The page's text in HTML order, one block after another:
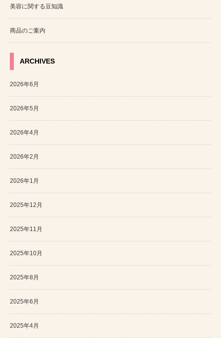
美容に関する豆知識
商品のご案内
ARCHIVES
2026年6月
2026年5月
2026年4月
2026年2月
2026年1月
2025年12月
2025年11月
2025年10月
2025年8月
2025年6月
2025年4月